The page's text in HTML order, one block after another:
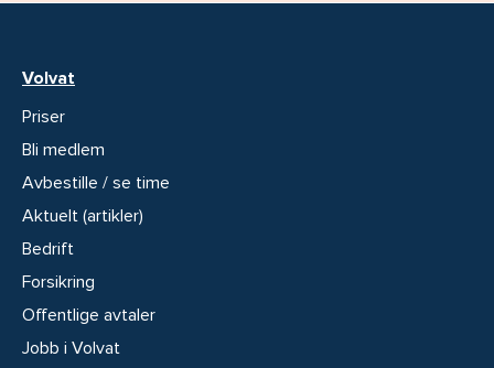
Volvat
Priser
Bli medlem
Avbestille / se time
Aktuelt (artikler)
Bedrift
Forsikring
Offentlige avtaler
Jobb i Volvat